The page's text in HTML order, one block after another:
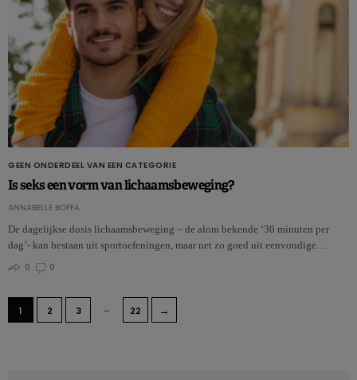
GEEN ONDERDEEL VAN EEN CATEGORIE
Is seks een vorm van lichaamsbeweging?
ANNABELLE BOFFA
De dagelijkse dosis lichaamsbeweging – de alom bekende ‘30 minuten per
dag’- kan bestaan uit sportoefeningen, maar net zo goed uit eenvoudige…
0
0
1 2 3 … 22 →